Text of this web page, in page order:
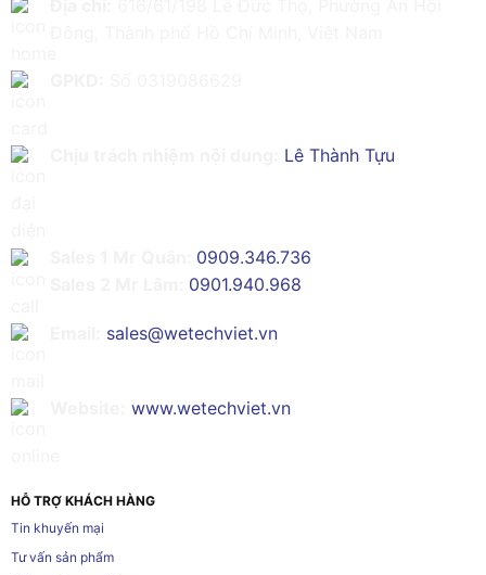
Lê Thành Tựu
0909.346.736
0901.940.968
sales@wetechviet.vn
www.wetechviet.vn
HỖ TRỢ KHÁCH HÀNG
Tin khuyến mại
Tư vấn sản phẩm